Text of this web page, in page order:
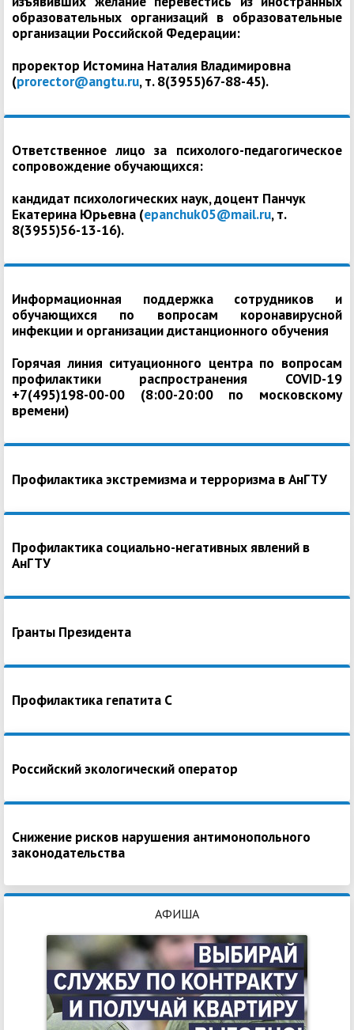
образовательных организаций в образовательные
организации Российской Федерации:
проректор Истомина Наталия Владимировна
(prorector@angtu.ru, т. 8(3955)67-88-45).
Ответственное лицо за психолого-педагогическое
сопровождение обучающихся:
кандидат психологических наук, доцент Панчук
Екатерина Юрьевна (epanchuk05@mail.ru, т.
8(3955)56-13-16).
Информационная поддержка сотрудников и
обучающихся по вопросам коронавирусной
инфекции и организации дистанционного обучения
Горячая линия ситуационного центра по вопросам
профилактики распространения COVID-19
+7(495)198-00-00 (8:00-20:00 по московскому
времени)
Профилактика экстремизма и терроризма в АнГТУ
Профилактика социально-негативных явлений в
АнГТУ
Гранты Президента
Профилактика гепатита С
Российский экологический оператор
Снижение рисков нарушения антимонопольного
законодательства
АФИША